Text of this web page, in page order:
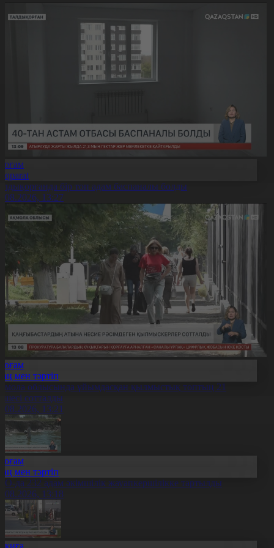
бір топ адам баспаналы болды
13:27
мен тәртіп
облысында ұйымдасқан қылмыстық топтың 21
сотталды
13:21
мен тәртіп
да 232 адам әкімшілік жауапкершілікке тартылды
13:18